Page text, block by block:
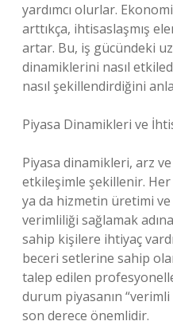
yardımcı olurlar.
arttıkça, ihtisaslaşmış
artar. Bu, iş gücündeki
dinamiklerini nasıl
nasıl şekillendirdiğini
Piyasa Dinamikleri ve
Piyasa dinamikleri, arz
etkileşimle şekillenir.
ya da hizmetin üretimi
verimliliği sağlamak
sahip kişilere ihtiyaç
beceri setlerine sahip
talep edilen
durum piyasanın “verimli
son derece önemlidir.